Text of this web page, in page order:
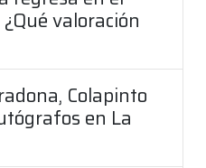
valoración
Colapinto
en La